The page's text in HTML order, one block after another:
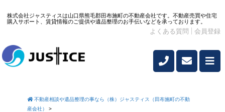
株式会社ジャスティスは山口県熊毛郡田布施町の不動産会社です。不動産売買や住宅
購入サポート、賃貸情報のご提供や遺品整理のお手伝いなどを承っております。
よくある質問 会員登録
不動産相談や遺品整理の事なら（株）ジャスティス（田布施町の不動
産会社）
>